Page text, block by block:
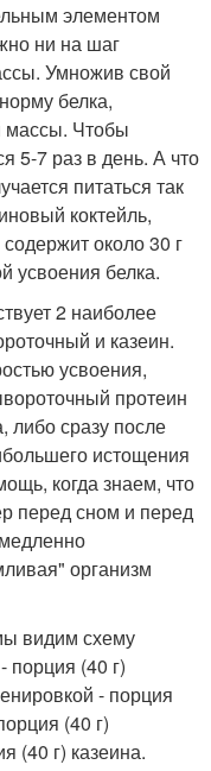
элементом
ни на шаг
Умножив свой
белка,
массы. Чтобы
5-7 раз в день. А что
питаться так
коктейль,
около 30 г
усвоения белка.
2 наиболее
и казеин.
усвоения,
протеин
либо сразу после
истощения
когда знаем, что
перед сном и перед
организм
видим схему
порция (40 г)
- порция
(40 г)
(40 г) казеина.